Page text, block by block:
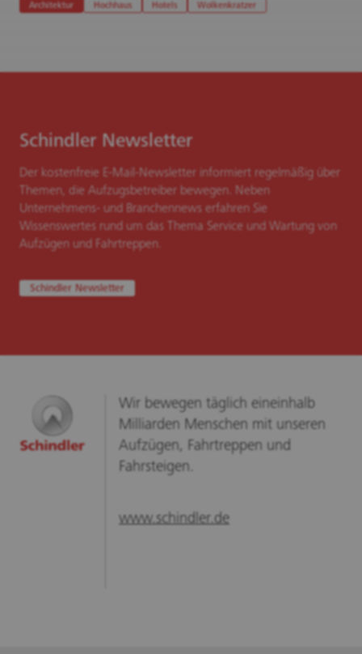
Architektur Hochhaus Hotels Wolkenkratzer
Schindler Newsletter
Der kostenfreie E-Mail-Newsletter informiert regelmäßig über
Themen, die Aufzugsbetreiber bewegen. Neben
Unternehmens- und Branchennews erfahren Sie
Wissenswertes rund um das Thema Service und Wartung von
Aufzügen und Fahrtreppen.
Schindler Newsletter
Wir bewegen täglich eineinhalb
Milliarden Menschen mit unseren
Aufzügen, Fahrtreppen und
Fahrsteigen.
www.schindler.de